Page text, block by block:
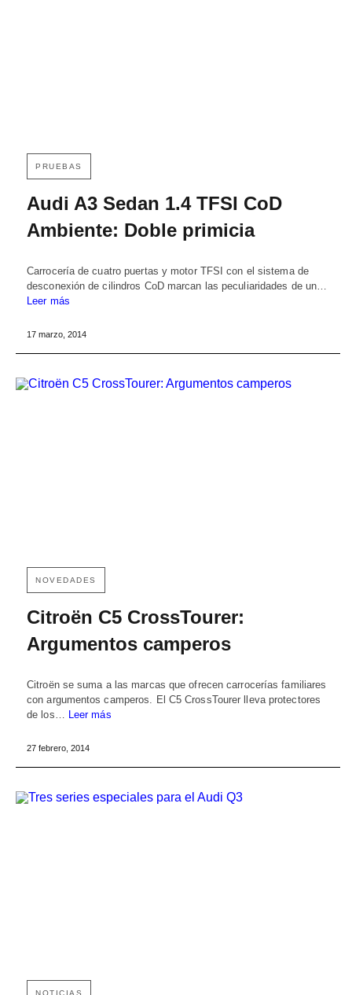
PRUEBAS
Audi A3 Sedan 1.4 TFSI CoD
Ambiente: Doble primicia
Carrocería de cuatro puertas y motor TFSI con el sistema de
desconexión de cilindros CoD marcan las peculiaridades de un…
Leer más
17 marzo, 2014
NOVEDADES
Citroën C5 CrossTourer:
Argumentos camperos
Citroën se suma a las marcas que ofrecen carrocerías familiares
con argumentos camperos. El C5 CrossTourer lleva protectores
de los… Leer más
27 febrero, 2014
NOTICIAS